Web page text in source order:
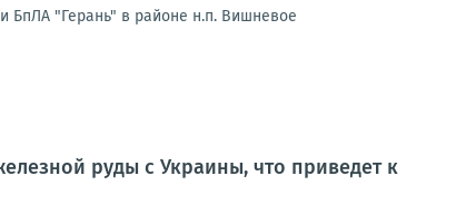
БпЛА "Герань" в районе н.п. Вишневое
руды с Украины, что приведет к